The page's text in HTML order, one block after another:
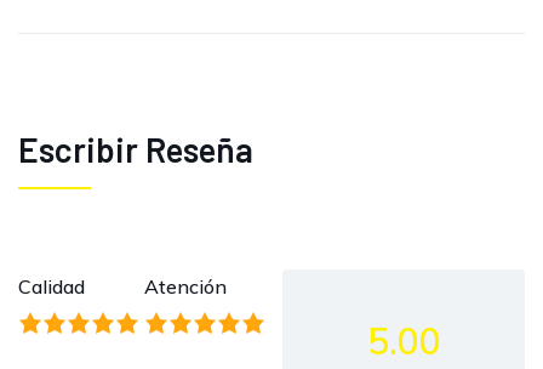
Escribir Reseña
Calidad Atención
5.00